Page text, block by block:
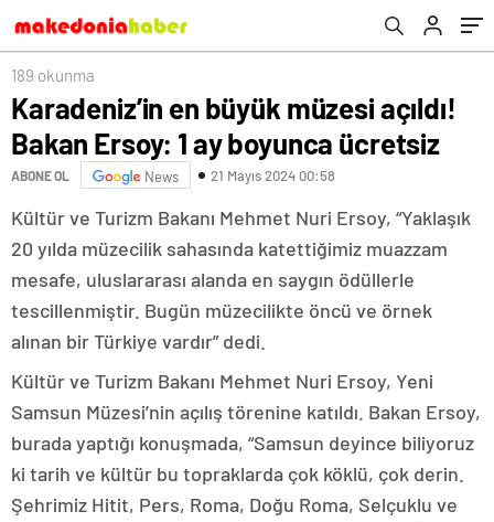
189 okunma
Karadeniz’in en büyük müzesi açıldı!
Bakan Ersoy: 1 ay boyunca ücretsiz
ABONE OL News 21 Mayıs 2024 00:58
Kültür ve Turizm Bakanı Mehmet Nuri Ersoy, “Yaklaşık
20 yılda müzecilik sahasında katettiğimiz muazzam
mesafe, uluslararası alanda en saygın ödüllerle
tescillenmiştir. Bugün müzecilikte öncü ve örnek
alınan bir Türkiye vardır” dedi.
Kültür ve Turizm Bakanı Mehmet Nuri Ersoy, Yeni
Samsun Müzesi’nin açılış törenine katıldı. Bakan Ersoy,
burada yaptığı konuşmada, “Samsun deyince biliyoruz
ki tarih ve kültür bu topraklarda çok köklü, çok derin.
Şehrimiz Hitit, Pers, Roma, Doğu Roma, Selçuklu ve